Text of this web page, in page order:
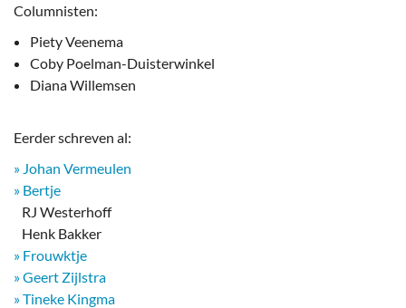
Columnisten:
Piety Veenema
Coby Poelman-Duisterwinkel
Diana Willemsen
Eerder schreven al:
» Johan Vermeulen
» Bertje
RJ Westerhoff
Henk Bakker
» Frouwktje
» Geert Zijlstra
» Tineke Kingma